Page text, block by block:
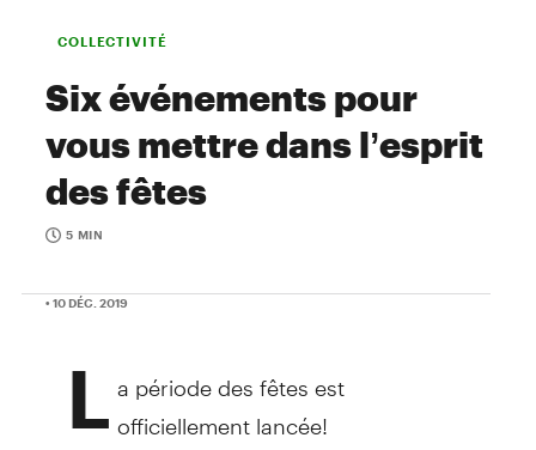
COLLECTIVITÉ
Six événements pour
vous mettre dans l’esprit
des fêtes
5 MIN
• 10 DÉC. 2019
L a période des fêtes est
officiellement lancée!